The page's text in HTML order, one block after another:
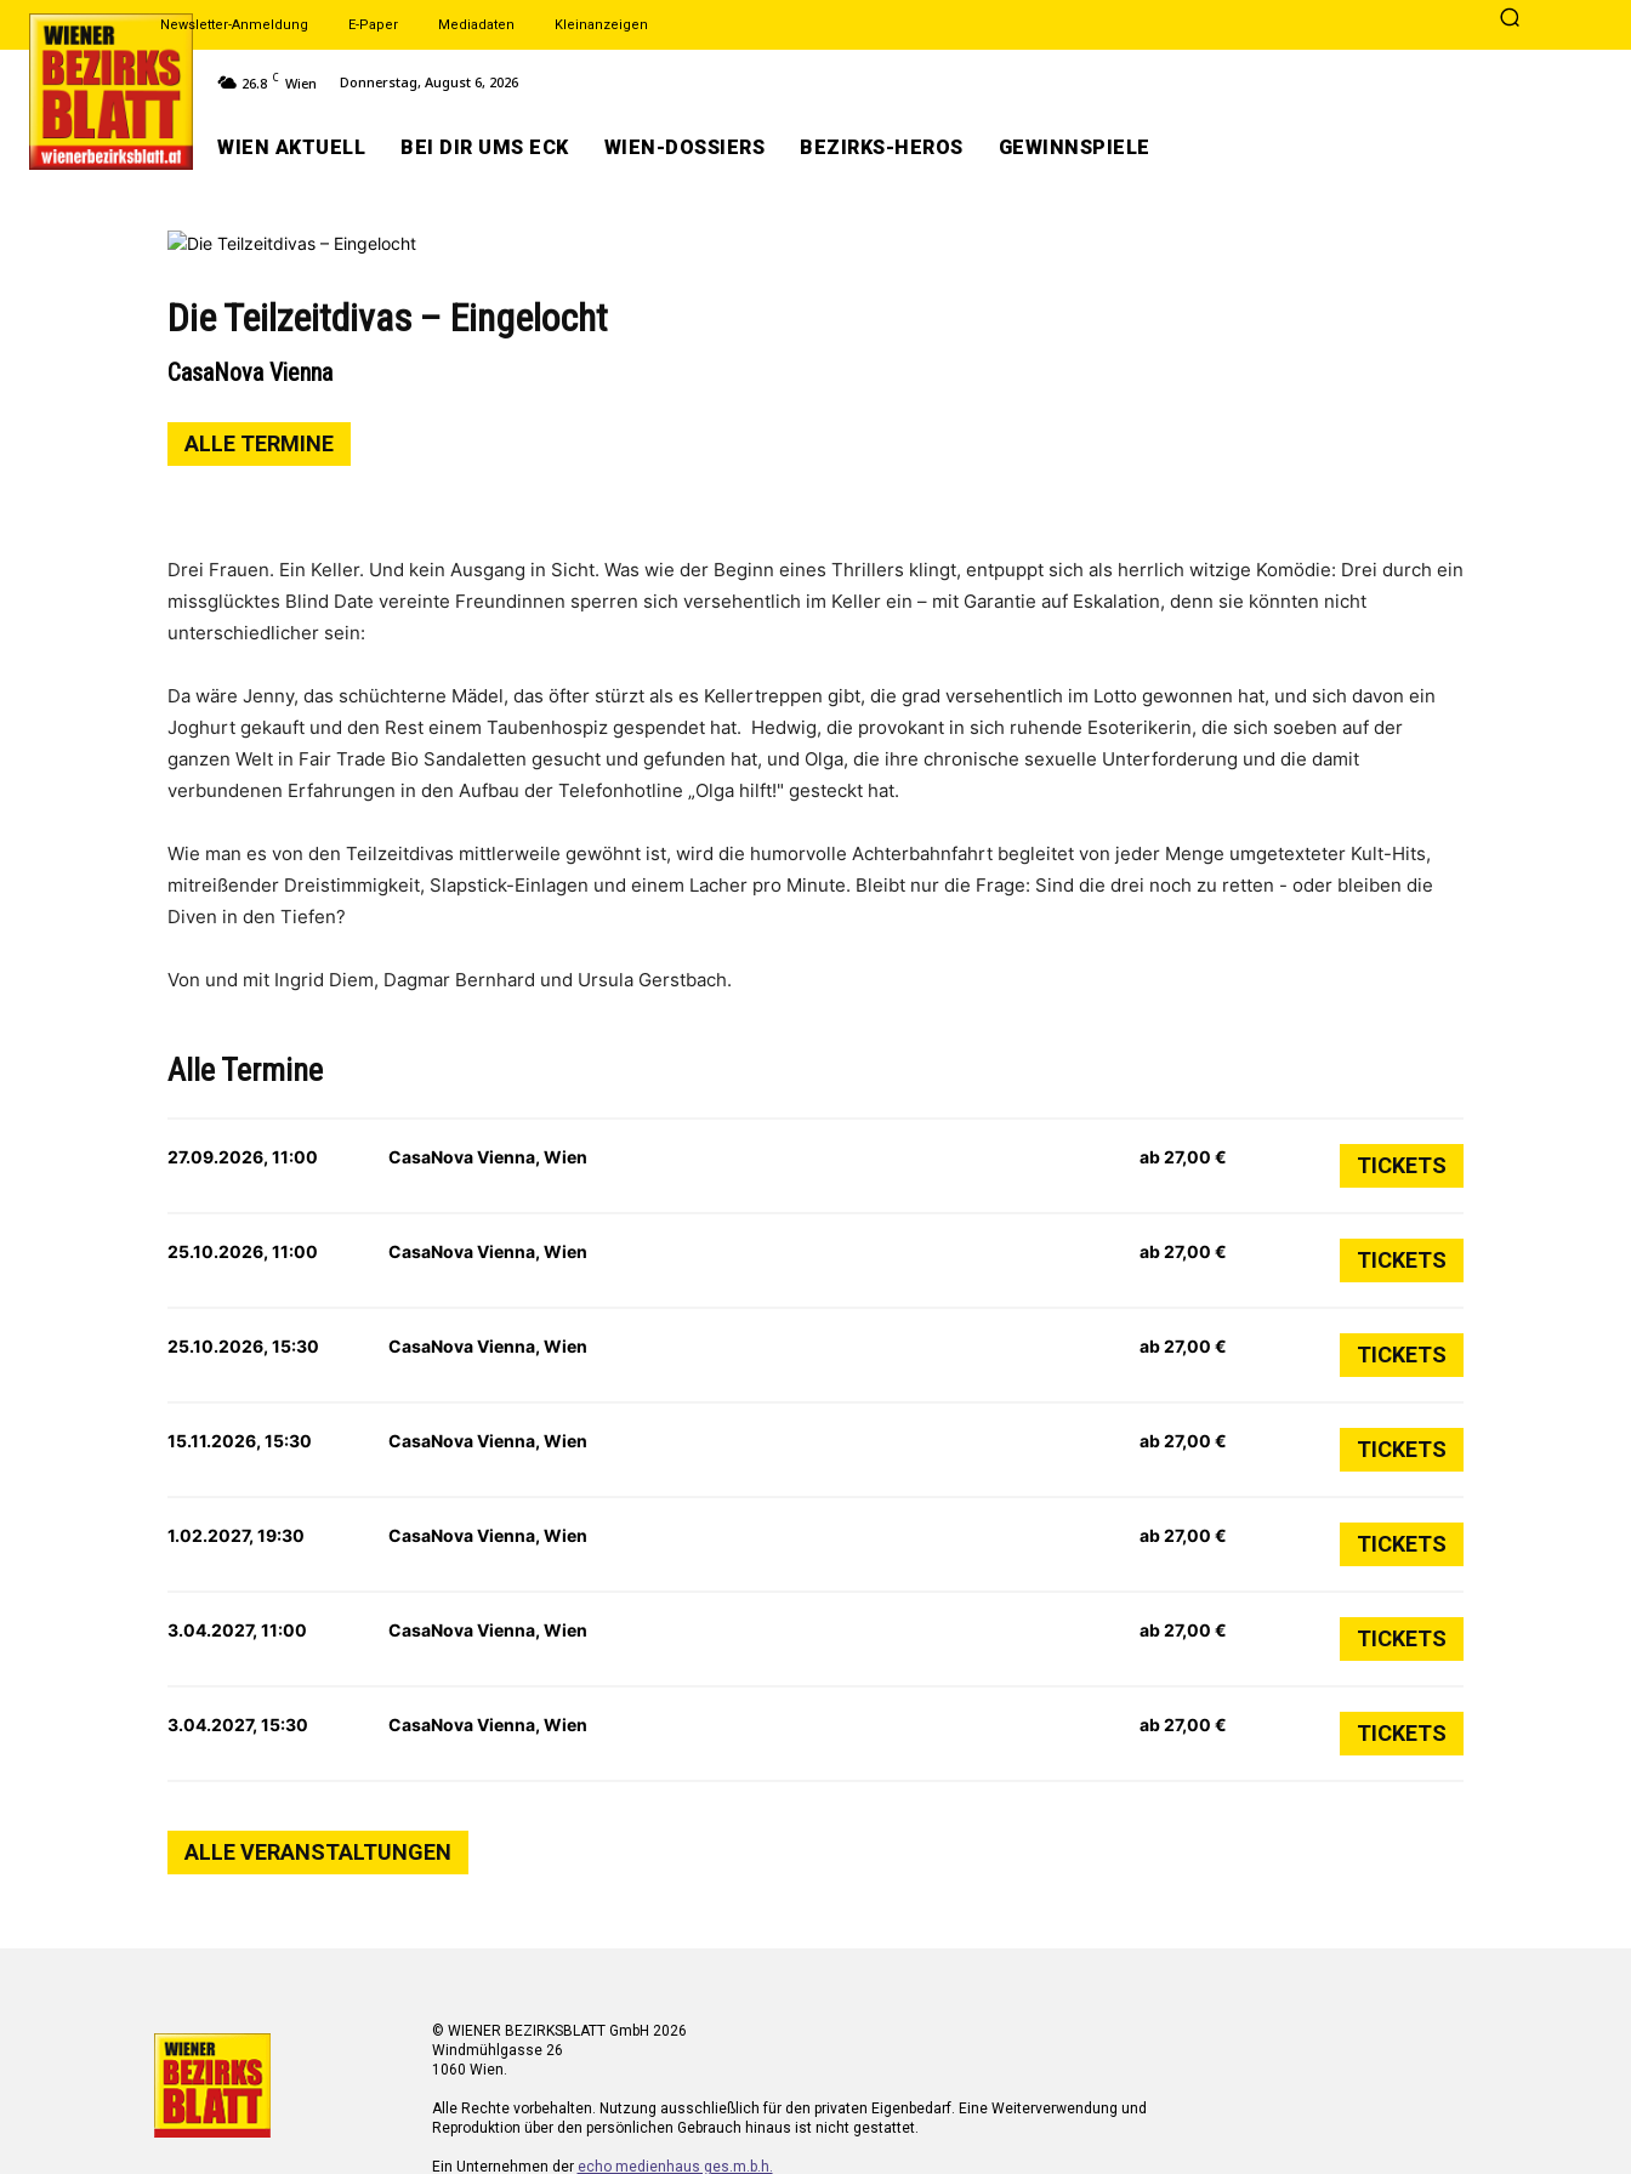
Newsletter-Anmeldung E-Paper Mediadaten Kleinanzeigen
26.8 C Wien Donnerstag, August 6, 2026
WIEN AKTUELL BEI DIR UMS ECK WIEN-DOSSIERS BEZIRKS-HEROS GEWINNSPIELE
Die Teilzeitdivas – Eingelocht
CasaNova Vienna
ALLE TERMINE
Drei Frauen. Ein Keller. Und kein Ausgang in Sicht. Was wie der Beginn eines Thrillers klingt, entpuppt sich als herrlich witzige Komödie: Drei durch ein
missglücktes Blind Date vereinte Freundinnen sperren sich versehentlich im Keller ein – mit Garantie auf Eskalation, denn sie könnten nicht
unterschiedlicher sein:
Da wäre Jenny, das schüchterne Mädel, das öfter stürzt als es Kellertreppen gibt, die grad versehentlich im Lotto gewonnen hat, und sich davon ein
Joghurt gekauft und den Rest einem Taubenhospiz gespendet hat. Hedwig, die provokant in sich ruhende Esoterikerin, die sich soeben auf der
ganzen Welt in Fair Trade Bio Sandaletten gesucht und gefunden hat, und Olga, die ihre chronische sexuelle Unterforderung und die damit
verbundenen Erfahrungen in den Aufbau der Telefonhotline „Olga hilft!" gesteckt hat.
Wie man es von den Teilzeitdivas mittlerweile gewöhnt ist, wird die humorvolle Achterbahnfahrt begleitet von jeder Menge umgetexteter Kult-Hits,
mitreißender Dreistimmigkeit, Slapstick-Einlagen und einem Lacher pro Minute. Bleibt nur die Frage: Sind die drei noch zu retten - oder bleiben die
Diven in den Tiefen?
Von und mit Ingrid Diem, Dagmar Bernhard und Ursula Gerstbach.
Alle Termine
27.09.2026, 11:00 CasaNova Vienna, Wien ab 27,00 € TICKETS
25.10.2026, 11:00 CasaNova Vienna, Wien ab 27,00 € TICKETS
25.10.2026, 15:30 CasaNova Vienna, Wien ab 27,00 € TICKETS
15.11.2026, 15:30 CasaNova Vienna, Wien ab 27,00 € TICKETS
1.02.2027, 19:30 CasaNova Vienna, Wien ab 27,00 € TICKETS
3.04.2027, 11:00 CasaNova Vienna, Wien ab 27,00 € TICKETS
3.04.2027, 15:30 CasaNova Vienna, Wien ab 27,00 € TICKETS
ALLE VERANSTALTUNGEN
© WIENER BEZIRKSBLATT GmbH 2026
Windmühlgasse 26
1060 Wien.
Alle Rechte vorbehalten. Nutzung ausschließlich für den privaten Eigenbedarf. Eine Weiterverwendung und
Reproduktion über den persönlichen Gebrauch hinaus ist nicht gestattet.
Ein Unternehmen der echo medienhaus ges.m.b.h.